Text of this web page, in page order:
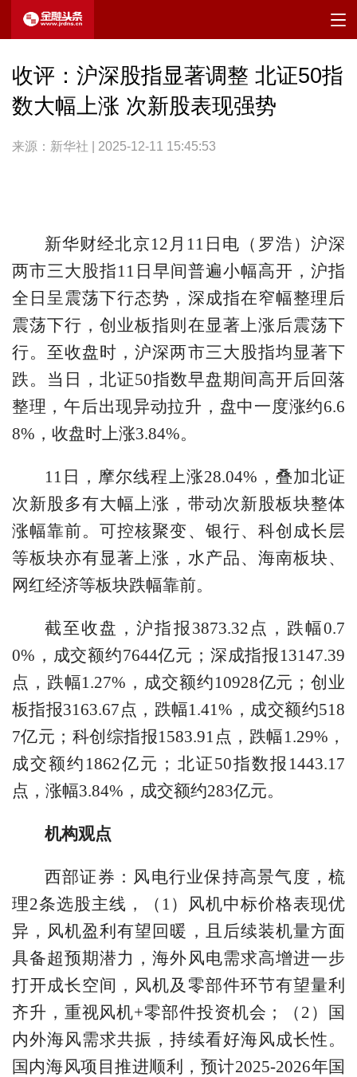
收评：沪深股指显著调整 北证50指
数大幅上涨 次新股表现强势
来源：新华社 | 2025-12-11 15:45:53
新华财经北京12月11日电（罗浩）沪深
两市三大股指11日早间普遍小幅高开，沪指
全日呈震荡下行态势，深成指在窄幅整理后
震荡下行，创业板指则在显著上涨后震荡下
行。至收盘时，沪深两市三大股指均显著下
跌。当日，北证50指数早盘期间高开后回落
整理，午后出现异动拉升，盘中一度涨约6.6
8%，收盘时上涨3.84%。
11日，摩尔线程上涨28.04%，叠加北证
次新股多有大幅上涨，带动次新股板块整体
涨幅靠前。可控核聚变、银行、科创成长层
等板块亦有显著上涨，水产品、海南板块、
网红经济等板块跌幅靠前。
截至收盘，沪指报3873.32点，跌幅0.7
0%，成交额约7644亿元；深成指报13147.39
点，跌幅1.27%，成交额约10928亿元；创业
板指报3163.67点，跌幅1.41%，成交额约518
7亿元；科创综指报1583.91点，跌幅1.29%，
成交额约1862亿元；北证50指数报1443.17
点，涨幅3.84%，成交额约283亿元。
机构观点
西部证券 ：风电行业保持高景气度，梳
理2条选股主线，（1）风机中标价格表现优
异，风机盈利有望回暖，且后续装机量方面
具备超预期潜力，海外风电需求高增进一步
打开成长空间，风机及零部件环节有望量利
齐升，重视风机+零部件投资机会；（2）国
内外海风需求共振，持续看好海风成长性。
国内海风项目推进顺利，预计2025-2026年国